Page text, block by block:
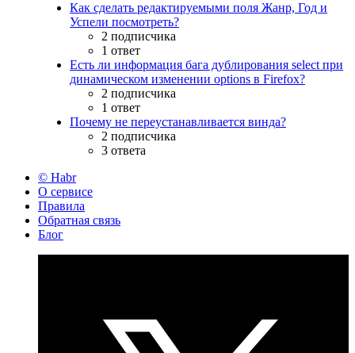
Как сделать редактируемыми поля Жанр, Год и
Успели посмотреть?
2 подписчика
1 ответ
Есть ли информация бага дублирования select при
динамическом изменении options в Firefox?
2 подписчика
1 ответ
Почему не переустанавливается винда?
2 подписчика
3 ответа
© Habr
О сервисе
Правила
Обратная связь
Блог